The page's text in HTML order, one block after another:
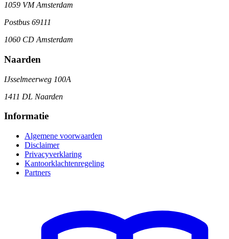
1059 VM Amsterdam
Postbus 69111
1060 CD Amsterdam
Naarden
IJsselmeerweg 100A
1411 DL Naarden
Informatie
Algemene voorwaarden
Disclaimer
Privacyverklaring
Kantoorklachtenregeling
Partners